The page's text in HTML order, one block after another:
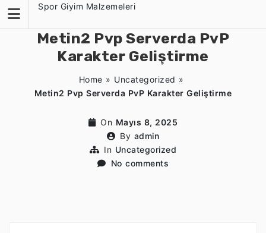
content
Spor Giyim Malzemeleri
Metin2 Pvp Serverda PvP
Karakter Geliştirme
Home » Uncategorized »
Metin2 Pvp Serverda PvP Karakter Geliştirme
On Mayıs 8, 2025
By admin
In Uncategorized
No comments